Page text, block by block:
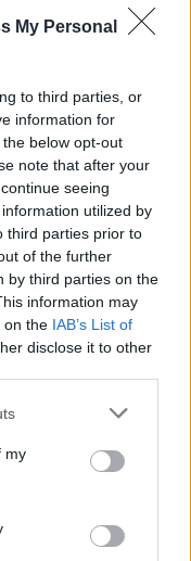
My Personal
to third parties, or
information for
below opt-out
note that after your
seeing
utilized by
third parties prior to
of the further
by third parties on the
information may
on the IAB’s List of
disclose it to other
or more Google
You may click to
third-party tags to
in below Google
my
emberre